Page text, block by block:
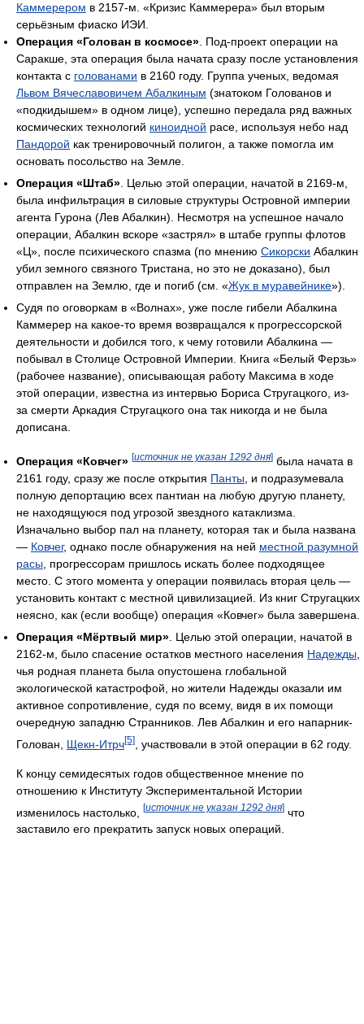
Каммерером в 2157-м. «Кризис Каммерера» был вторым
серьёзным фиаско ИЭИ.
Операция «Голован в космосе». Под-проект операции на
Саракше, эта операция была начата сразу после установления
контакта с голованами в 2160 году. Группа ученых, ведомая
Львом Вячеславовичем Абалкиным (знатоком Голованов и
«подкидышем» в одном лице), успешно передала ряд важных
космических технологий киноидной расе, используя небо над
Пандорой как тренировочный полигон, а также помогла им
основать посольство на Земле.
Операция «Штаб». Целью этой операции, начатой в 2169-м,
была инфильтрация в силовые структуры Островной империи
агента Гурона (Лев Абалкин). Несмотря на успешное начало
операции, Абалкин вскоре «застрял» в штабе группы флотов
«Ц», после психического спазма (по мнению Сикорски Абалкин
убил земного связного Тристана, но это не доказано), был
отправлен на Землю, где и погиб (см. «Жук в муравейнике»).
Судя по оговоркам в «Волнах», уже после гибели Абалкина
Каммерер на какое-то время возвращался к прогрессорской
деятельности и добился того, к чему готовили Абалкина —
побывал в Столице Островной Империи. Книга «Белый Ферзь»
(рабочее название), описывающая работу Максима в ходе
этой операции, известна из интервью Бориса Стругацкого, из-
за смерти Аркадия Стругацкого она так никогда и не была
дописана.
Операция «Ковчег» [источник не указан 1292 дня] была начата в
2161 году, сразу же после открытия Панты , и подразумевала
полную депортацию всех пантиан на любую другую планету,
не находящуюся под угрозой звездного катаклизма.
Изначально выбор пал на планету, которая так и была названа
— Ковчег, однако после обнаружения на ней местной разумной
расы , прогрессорам пришлось искать более подходящее
место. С этого момента у операции появилась вторая цель —
установить контакт с местной цивилизацией. Из книг Стругацких
неясно, как (если вообще) операция «Ковчег» была завершена.
Операция «Мёртвый мир» . Целью этой операции, начатой в
2162-м, было спасение остатков местного населения Надежды
чья родная планета была опустошена глобальной
экологической катастрофой, но жители Надежды оказали им
активное сопротивление, судя по всему, видя в их помощи
очередную западню Странников. Лев Абалкин и его напарник-
Голован, Щекн-Итрч[5] , участвовали в этой операции в 62 году.
К концу семидесятых годов общественное мнение по
отношению к Институту Экспериментальной Истории
изменилось настолько,
[источник не указан 1292 дня] что
заставило его прекратить запуск новых операций.